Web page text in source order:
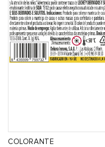
COLORANTE